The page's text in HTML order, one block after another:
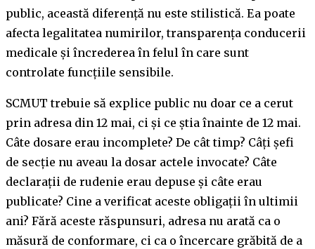
public, această diferență nu este stilistică. Ea poate
afecta legalitatea numirilor, transparența conducerii
medicale și încrederea în felul în care sunt
controlate funcțiile sensibile.
SCMUT trebuie să explice public nu doar ce a cerut
prin adresa din 12 mai, ci și ce știa înainte de 12 mai.
Câte dosare erau incomplete? De cât timp? Câți șefi
de secție nu aveau la dosar actele invocate? Câte
declarații de rudenie erau depuse și câte erau
publicate? Cine a verificat aceste obligații în ultimii
ani? Fără aceste răspunsuri, adresa nu arată ca o
măsură de conformare, ci ca o încercare grăbită de a